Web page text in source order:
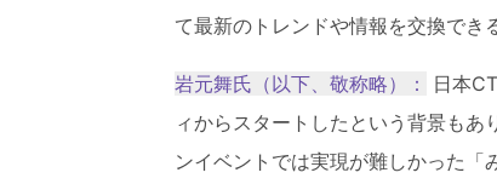
て最新のトレンドや情報を交換でき
岩元舞氏（以下、敬称略）：
日本
ィからスタートしたという背景も
ンイベントでは実現が難しかった